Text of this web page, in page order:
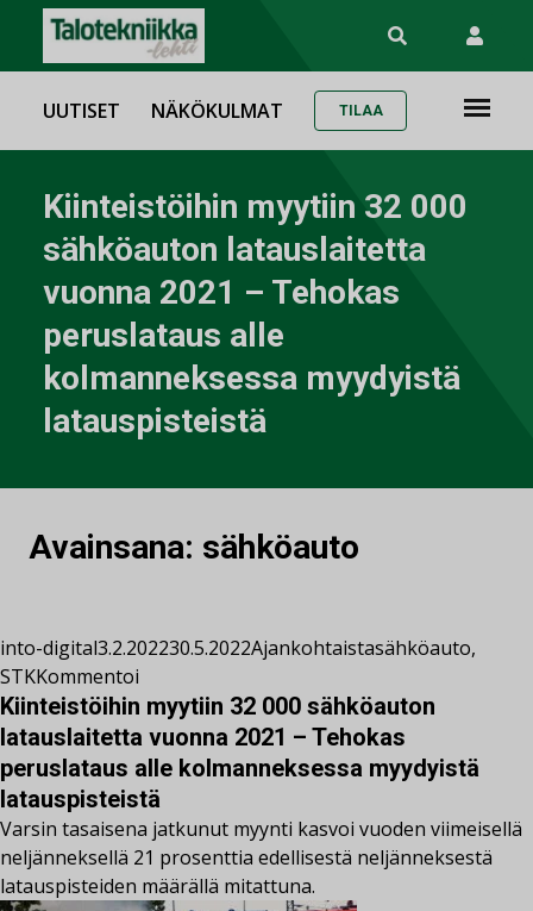
UUTISET NÄKÖKULMAT TILAA
Kiinteistöihin myytiin 32 000
sähköauton latauslaitetta
vuonna 2021 – Tehokas
peruslataus alle
kolmanneksessa myydyistä
latauspisteistä
Avainsana: sähköauto
into-digital3.2.202230.5.2022Ajankohtaistasähköauto,
STKKommentoi
Kiinteistöihin myytiin 32 000 sähköauton
latauslaitetta vuonna 2021 – Tehokas
peruslataus alle kolmanneksessa myydyistä
latauspisteistä
Varsin tasaisena jatkunut myynti kasvoi vuoden viimeisellä
neljänneksellä 21 prosenttia edellisestä neljänneksestä
latauspisteiden määrällä mitattuna.